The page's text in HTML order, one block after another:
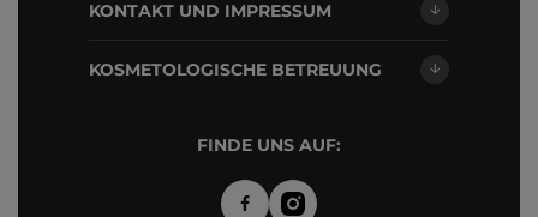
KONTAKT UND IMPRESSUM
KOSMETOLOGISCHE BETREUUNG
FINDE UNS AUF: